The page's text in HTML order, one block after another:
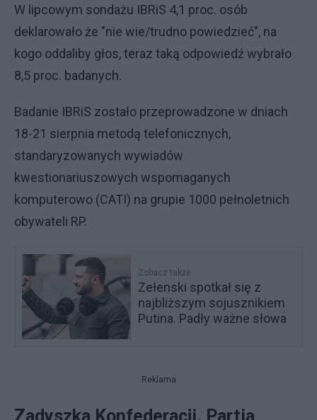
W lipcowym sondażu IBRiS 4,1 proc. osób
deklarowało że "nie wie/trudno powiedzieć", na
kogo oddaliby głos, teraz taką odpowiedź wybrało
8,5 proc. badanych.
Badanie IBRiS zostało przeprowadzone w dniach
18-21 sierpnia metodą telefonicznych,
standaryzowanych wywiadów
kwestionariuszowych wspomaganych
komputerowo (CATI) na grupie 1000 pełnoletnich
obywateli RP.
Zobacz także
Zełenski spotkał się z
najbliższym sojusznikiem
Putina. Padły ważne słowa
Reklama